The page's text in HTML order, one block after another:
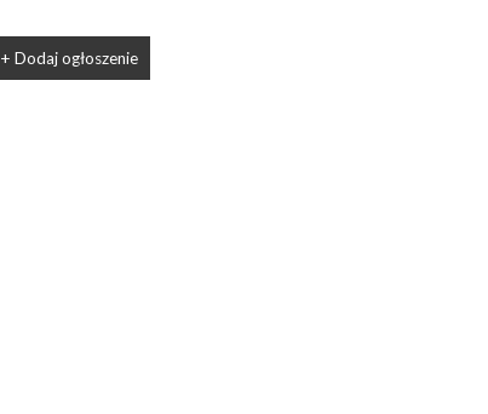
+ Dodaj ogłoszenie